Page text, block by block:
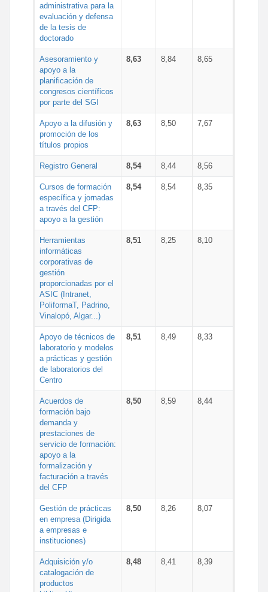
administrativa para la
evaluación y defensa
de la tesis de
doctorado
Asesoramiento y
apoyo a la
planificación de
congresos científicos
por parte del SGI
8,63 8,84 8,65
Apoyo a la difusión y
promoción de los
títulos propios
8,63 8,50 7,67
Registro General 8,54 8,44 8,56
Cursos de formación
específica y jornadas
a través del CFP:
apoyo a la gestión
8,54 8,54 8,35
Herramientas
informáticas
corporativas de
gestión
proporcionadas por el
ASIC (Intranet,
PoliformaT, Padrino,
Vinalopó, Algar...)
8,51 8,25 8,10
Apoyo de técnicos de
laboratorio y modelos
a prácticas y gestión
de laboratorios del
Centro
8,51 8,49 8,33
Acuerdos de
formación bajo
demanda y
prestaciones de
servicio de formación:
apoyo a la
formalización y
facturación a través
del CFP
8,50 8,59 8,44
Gestión de prácticas
en empresa (Dirigida
a empresas e
instituciones)
8,50 8,26 8,07
Adquisición y/o
catalogación de
productos
8,48 8,41 8,39